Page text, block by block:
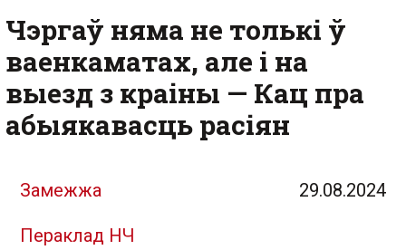
Чэргаў няма не толькі ў
ваенкаматах, але і на
выезд з краіны — Кац пра
абыякавасць расіян
Замежжа 29.08.2024
Пераклад НЧ